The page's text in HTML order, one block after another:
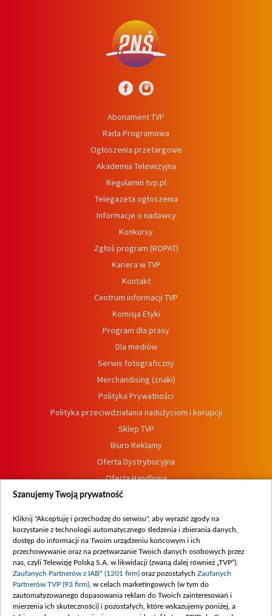
Abonament TVP
Rada Programowa
Ogłoszenia przetargowe
Akademia Telewizyjna
Regulamin tvp.pl
Telegazeta ogłoszenia
Informacje o nadawcy
Konkursy
Zgłoś program (ROPAT)
Kariera w TVP
Kontakt
Centrum informacji TVP
Komisja Etyki
Program dla prasy
Dla mediów
Serwis fotograficzny
Merchandising (znaki)
Polityka Prywatności
Polityka przeciwdziałania nadużyciom i korupcji
Sklep TVP
Biuro Reklamy
Oferta Dystrybucyjna
Oferta Handlowa
Dostępność
Procedura zgłoszeń wewnętrznych
Szanujemy Twoją prywatność
Kliknij "Akceptuję i przechodzę do serwisu", aby wyrazić zgody na
korzystanie z technologii automatycznego śledzenia i zbierania danych,
dostęp do informacji na Twoim urządzeniu końcowym i ich
przechowywanie oraz na przetwarzanie Twoich danych osobowych przez
nas, czyli Telewizję Polską S.A. w likwidacji (zwaną dalej również „TVP”),
Zaufanych Partnerów z IAB* (1201 firm) oraz pozostałych Zaufanych
Partnerów TVP (93 firm) , w celach marketingowych (w tym do
zautomatyzowanego dopasowania reklam do Twoich zainteresowań i
mierzenia ich skuteczności) i pozostałych, które wskazujemy poniżej, a